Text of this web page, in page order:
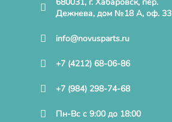
Дежнева, дом №18 А, оф.
info@novusparts.ru
+7 (4212) 68-06-86
+7 (984) 298-74-68
Пн-Вс с 9:00 до 18:00